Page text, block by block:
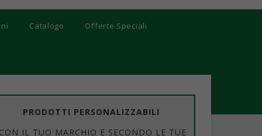
Catalogo Offerte Speciali
PRODOTTI PERSONALIZZABILI
CON IL TUO MARCHIO E SECONDO LE TUE